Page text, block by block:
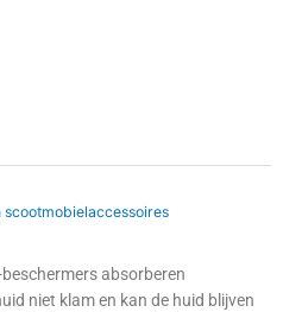
scootmobielaccessoires
absorberen
niet klam en kan de huid blijven